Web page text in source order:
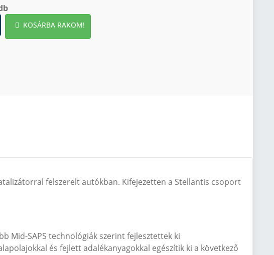
KOSÁRBA RAKOM!
felszerelt autókban. Kifejezetten a Stellantis csoport
Mid-SAPS technológiák szerint fejlesztettek ki
és fejlett adalékanyagokkal egészítik ki a következő